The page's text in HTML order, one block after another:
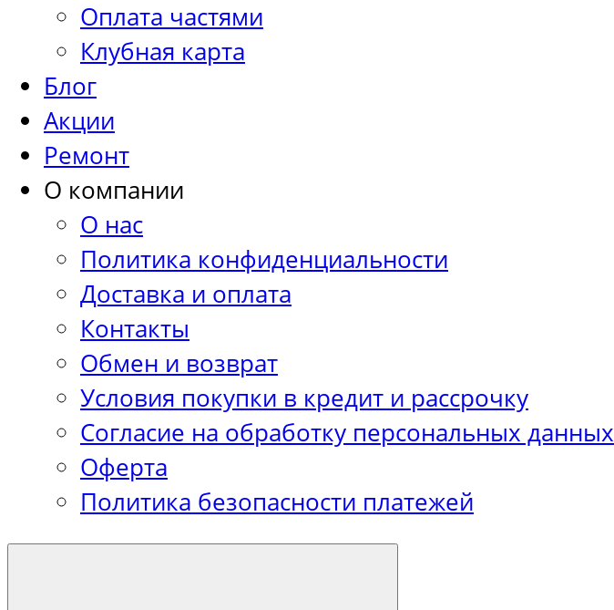
Оплата частями
Клубная карта
Блог
Акции
Ремонт
О компании
О нас
Политика конфиденциальности
Доставка и оплата
Контакты
Обмен и возврат
Условия покупки в кредит и рассрочку
Согласие на обработку персональных данных
Оферта
Политика безопасности платежей